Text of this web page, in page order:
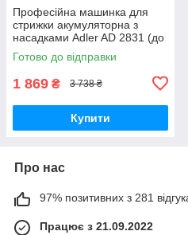
Професійна машинка для
стрижки акумуляторна з
насадками Adler AD 2831 (до
180 хв роботи, керамічне
лезо)
Готово до відправки
1 869 ₴ 3 738 ₴
Купити
Про нас
97% позитивних з 281
Працює з 21.09.2022